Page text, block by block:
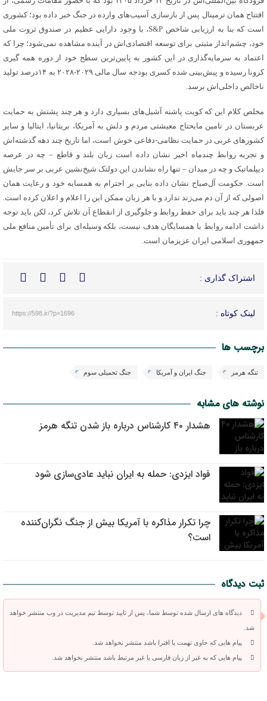
افتتاح همان ترمینال پس از بازسازی آسیب‌های وارده در جنگ خبر داده بود؛ کشوری
است که بنا به ارزیابی شاخص S&P، با وجود دارایی عظیم در صندوق ثروت ملی
خود، چشم‌انداز مثبتی برای توسعه اقتصادی‌اش در آینده مشاهده نمی‌شود؛ چرا که
اعتماد به سرمایه‌گذاری در این کشور به پایین‌ترین سطح خود از دوره همه گیری
کرونا رسیده و پیش‌بینی شده کسری بودجه‌ سال مالی ۲۰۲۹-۲۰۲۸ به ۱۴درصد تولید
ناخالص داخلی‌اش برسد.
مخلص کلام این که کویت پاشنه آشیل‌های بسیاری دارد و هر چند پشتش به حمایت
عربستان در تامین مایحتاج معیشتی مردم و دلش به آمریکا، بریتانیا، ایتالیا و سایر
کشورهای غربی در حمایت نظامی-دفاعی خوش است، اما تاریخ چند دهه گذشته‌اش
و تجربه روابط چندماه اخیر نشان داده است زبان بلند و قاطع – چه در عرصه
دیپلماتیک و چه در میدان – تنها راه نشاندن این دولتک شیخ‌نشین عربی بر سر جایش
است. حکومت آل‌صباح نشان داده بنایی بر احترام به همسایه خود و رعایت همان
اصولی که از آن دم می‌زند ندارد و با هر زبان ممکن این را اعلام و اعلان کرده است.
فلذا هر چند باید برای حفظ روابط و جلوگیری از انقطاع آن تلاش کرد، لکن باید توجه
داشت ادامه روابط با همسایگان هدف نیست، بلکه وسیله‌ای برای تأمین منافع ملی
جمهوری اسلامی ایران عزیزمان است.
اشتراک گذاری :
لینک کوتاه : https://598.ir/?p=1696
برچسب ها
تنگه هرمز جنگ ایران و آمریکا جنگ تحمیلی سوم
نوشته های مشابه
هشدار ۴۰ کارشناس درباره باز شدن تنگه هرمز
فواد ایزدی: حمله به ایران نباید عادی‌سازی شود
چرا تکرار مذاکره با آمریکا بیش از جنگ نگران‌کننده
است؟
ثبت دیدگاه
دیدگاه های ارسال شده توسط شما، پس از تایید توسط تیم مدیریت در وب منتشر خواهد
شد.
پیام هایی که حاوی تهمت یا افترا باشد منتشر نخواهد شد.
پیام هایی که به غیر از زبان فارسی یا غیر مرتبط باشد منتشر نخواهد شد.